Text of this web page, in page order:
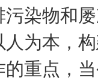
污染物和
为本，
重点，